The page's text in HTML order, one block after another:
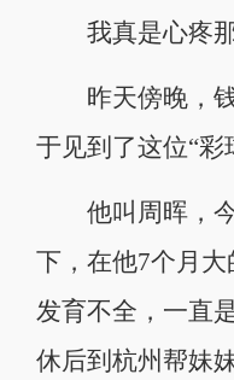
我真是心疼那
昨天傍晚，钱
于见到了这位“彩
他叫周晖，今
下，在他7个月
发育不全，一直
休后到杭州帮妹